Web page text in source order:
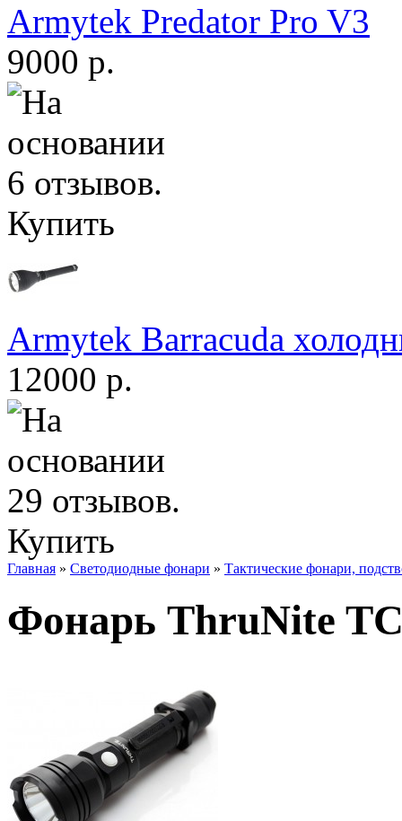
Armytek Predator Pro V3
9000 р.
Купить
Armytek Barracuda
12000 р.
Купить
Главная » Светодиодные фонари » Тактические фонари,
Фонарь ThruNite